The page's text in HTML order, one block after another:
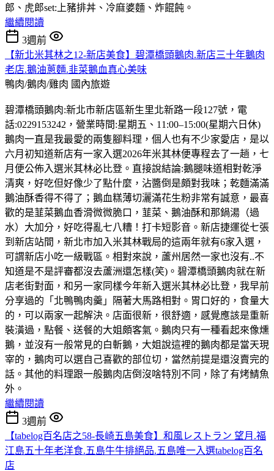
郎、虎郎set:上豬排丼、冷麻婆麵、炸餛飩。
繼續閱讀
3週前
【新北米其林之12-新店美食】碧潭橋頭鵝肉.新店三十年鵝肉
老店.鵝油蔥麵.韭菜鵝血真心美味
鴨肉/鵝肉/雞肉 國內旅遊
碧潭橋頭鵝肉:新北市新店區新生里北新路一段127號，電
話:0229153242，營業時間:星期五、11:00–15:00(星期六日休)
鵝肉一直是我最愛的兩隻腳料理，個人也有不少家愛店，是以
六月初知道新店有一家入選2026年米其林便專程去了一趟，七
月便公佈入選米其林必比登。直接說結論:鵝腿味道相對乾淨
清爽，好吃但好像少了點什麼，沾醬倒是頗對我味；乾麵滿滿
鵝油酥香得不得了；鵝血糕薄切灑滿花生粉非常有誠意，最喜
歡的是韮菜鵝血香滑微微脆口，韮菜、鵝油酥和那鍋湯（過
水）大加分，好吃得亂七八糟！打卡短影音。新店捷運從七張
到新店站間，新北市加入米其林戰局的這兩年就有6家入選，
可謂新店小吃一級戰區。相對來說，蘆州居然一家也沒有..不
知道是不是評審都沒去蘆洲還怎樣(笑)。碧潭橋頭鵝肉就在新
店老街對面，和另一家同樣今年新入選米其林必比登，我早前
分享過的「北鴨鴨肉羹」隔著大馬路相對。胃口好的，食量大
的，可以兩家一起解決。店面很新，很舒適，感覺應該是重新
裝潢過，點餐、送餐的大姐頗客氣。鵝肉只有一種看起來像燻
鵝，並沒有一般常見的白斬鵝，大姐說這裡的鵝肉都是當天現
宰的，鵝肉可以選自己喜歡的部位切，當然前提是還沒賣完的
話。其他的料理跟一般鵝肉店倒沒啥特別不同，除了有烤鯖魚
外。
繼續閱讀
3週前
【tabelog百名店之58-長崎五島美食】和風レストラン 望月.福
江島五十年老洋食.五島牛牛排絕品.五島唯一入選tabelog百名
店